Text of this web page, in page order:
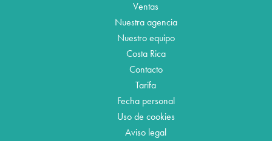
Ventas
Nuestra agencia
Nuestro equipo
Costa Rica
Contacto
Tarifa
Fecha personal
Uso de cookies
Aviso legal